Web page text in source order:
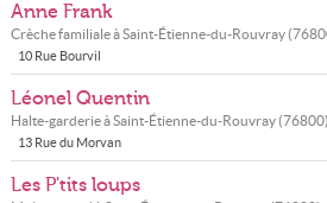
Anne Frank
Crèche familiale àSaint-Étienne-du-Rouvray(
10 Rue Bourvil
Léonel Quentin
Halte-garderie àSaint-Étienne-du-Rouvray(76800)
13 Rue du Morvan
Les P'tits loups